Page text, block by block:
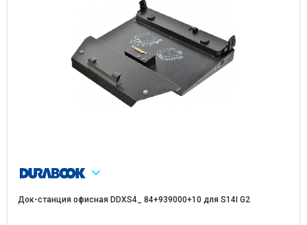
Док-станция офисная DDXS4_ 84+939000+10 для S14I G2